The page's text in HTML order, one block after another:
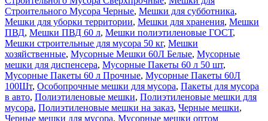
Строительного Мусора Черные, Мешки для субботника,
Мешки для уборки территории, Мешки для хранения, Мешки
ПВД, Мешки ПВД 60 л, Мешки полиэтиленовые ГОСТ,
Мешки строительные для мусора 50 кг, Мешки
хозяйственные, Мусорные Мешки 60Л Белые, Мусорные
мешки для диспенсера, Мусорные Пакеты 60 л 50 шт,
Мусорные Пакеты 60 л Прочные, Мусорные Пакеты 60Л
100Шт, Особопрочные мешки для мусора, Пакеты для мусора
в авто, Полиэтиленовые мешки, Полиэтиленовые мешки для
мусора, Полиэтиленовые мешки на заказ, Черные мешки,
Черные мешки для мусора, Мусорные мешки оптом